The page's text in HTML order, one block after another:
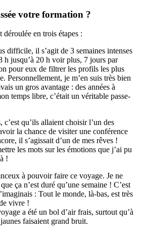
votre formation ?
déroulée en trois étapes :
difficile, il s’agit de 3 semaines intenses
h jusqu’à 20 h voir plus, 7 jours par
pour eux de filtrer les profils les plus
Personnellement, je m’en suis très bien
un gros avantage : des années à
temps libre, c’était un véritable passe-
c’est qu’ils allaient choisir l’un des
la chance de visiter une conférence
il s’agissait d’un de mes rêves !
les mots sur les émotions que j’ai pu
!
à pouvoir faire ce voyage. Je ne
ça n’est duré qu’une semaine ! C’est
: Tout le monde, là-bas, est très
vivre !
a été un bol d’air frais, surtout qu’à
faisaient grand bruit.